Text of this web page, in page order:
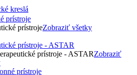
kreslá
prístroje
prístrojeZobraziť všetky
prístroje - ASTAR
prístroje - ASTARZobraziť